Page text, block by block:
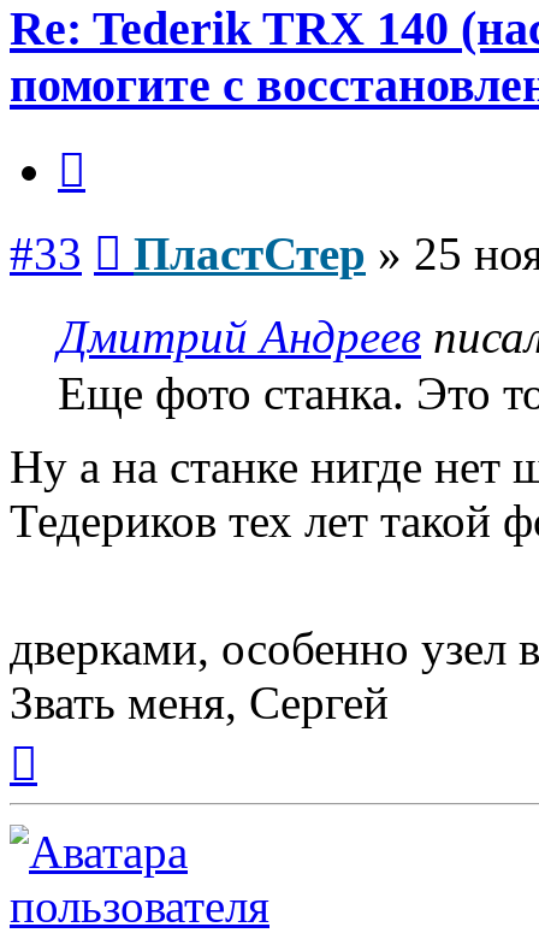
Re: Tederik TRX 140
помогите с
#33 ПластСтер » 25
Дмитрий Андреев
Еще фото станка. Это
Ну а на станке нигде
Тедериков тех лет такой
дверками, особенно узел
Звать меня, Сергей
началу